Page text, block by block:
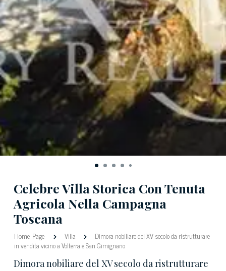
Celebre Villa Storica Con Tenuta
Agricola Nella Campagna
Toscana
Home Page Villa
Dimora nobiliare del XV secolo da ristrutturare
in vendita vicino a Volterra e San Gimignano
Dimora nobiliare del XV secolo da ristrutturare